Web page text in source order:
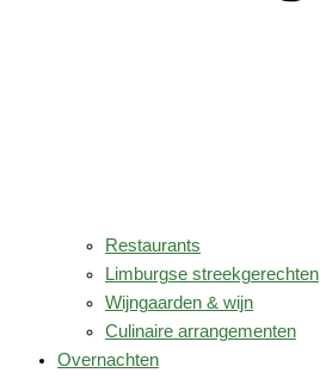
Restaurants
Limburgse streekgerechten
Wijngaarden & wijn
Culinaire arrangementen
Overnachten